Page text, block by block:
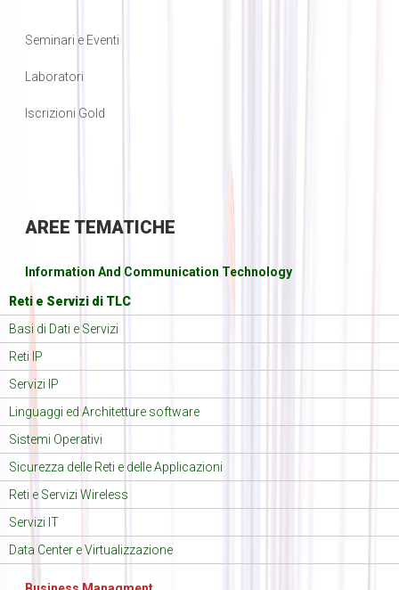
Seminari e Eventi
Laboratori
Iscrizioni Gold
AREE TEMATICHE
Information And Communication Technology
Reti e Servizi di TLC
Basi di Dati e Servizi
Reti IP
Servizi IP
Linguaggi ed Architetture software
Sistemi Operativi
Sicurezza delle Reti e delle Applicazioni
Reti e Servizi Wireless
Servizi IT
Data Center e Virtualizzazione